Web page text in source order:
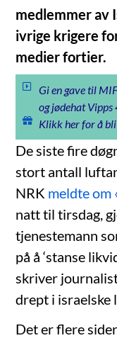
medlemmer av
ivrige krigere
medier fortier.
Gi en gave til
og jødehat
Klikk her for å
De siste fire
stort antall
NRK meldte om
natt til tirsdag,
tjenestemann
på å ‘stanse
skriver
drept i israelske
Det er flere